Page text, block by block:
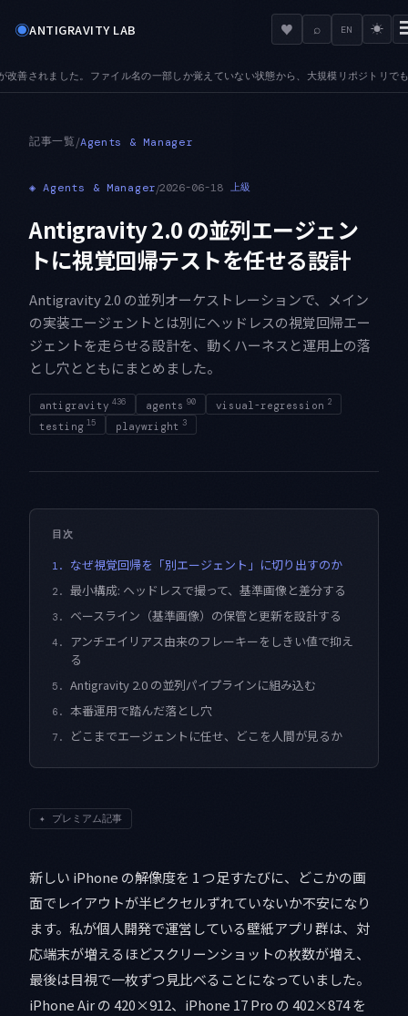
◉ANTIGRAVITY LAB ♥ ⌕ EN ☀
い状態から、大規模リポジトリでも目的のファイルへ辿り着けます●AUDIO — 音声
記事一覧/Agents & Manager
◈ Agents & Manager/2026-06-18 上級
Antigravity 2.0 の並列エージェン
トに視覚回帰テストを任せる設計
Antigravity 2.0 の並列オーケストレーションで、メイン
の実装エージェントとは別にヘッドレスの視覚回帰エー
ジェントを走らせる設計を、動くハーネスと運用上の落
とし穴とともにまとめました。
antigravity 436 agents 90 visual-regression 2
testing 15 playwright 3
目次
1. なぜ視覚回帰を「別エージェント」に切り出すのか
2. 最小構成: ヘッドレスで撮って、基準画像と差分する
3. ベースライン（基準画像）の保管と更新を設計する
4.
アンチエイリアス由来のフレーキーをしきい値で抑え
る
5. Antigravity 2.0 の並列パイプラインに組み込む
6. 本番運用で踏んだ落とし穴
7. どこまでエージェントに任せ、どこを人間が見るか
✦ プレミアム記事
新しい iPhone の解像度を 1 つ足すたびに、どこかの画
面でレイアウトが半ピクセルずれていないか不安になり
ます。私が個人開発で運営している壁紙アプリ群は、対
応端末が増えるほどスクリーンショットの枚数が増え、
最後は目視で一枚ずつ見比べることになっていました。
iPhone Air の 420×912、iPhone 17 Pro の 402×874 を